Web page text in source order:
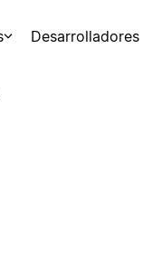
Desarrolladores